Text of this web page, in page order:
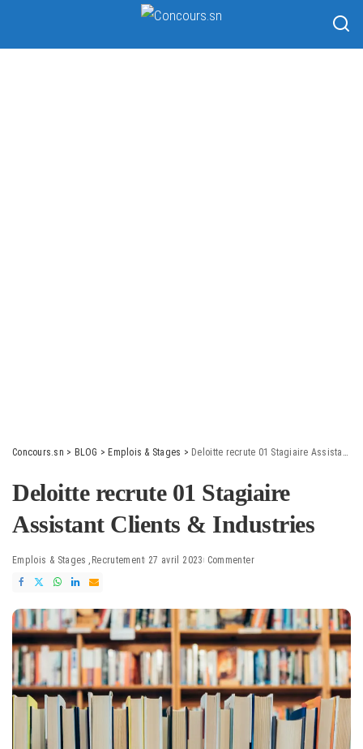
Concours.sn > BLOG > Emplois & Stages > Deloitte recrute 01 Stagiaire Assistant Clients & Industries
Deloitte recrute 01 Stagiaire
Assistant Clients & Industries
Emplois & Stages Recrutement 27 avril 2023 Commenter